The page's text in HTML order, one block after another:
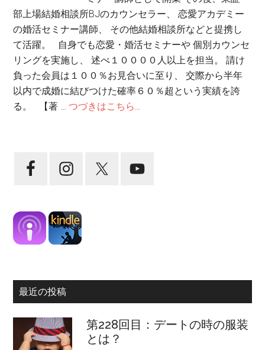
部上場結婚相談所BJのカウンセラー、 恋愛アカデミー
の婚活セミナー講師、 その他結婚相談所などと提携し
て活躍。 自身でも恋愛・婚活セミナーや 個別カウンセ
リングを実施し、 述べ１００００人以上を担当。 請け
負った会員は１００％お見合いに至り、 交際から半年
以内で成婚に結びつけた確率６０％超という実績を誇
る。 【著 …つづきはこちら...
最近の投稿
第228回目：デートの時の服装
とは？